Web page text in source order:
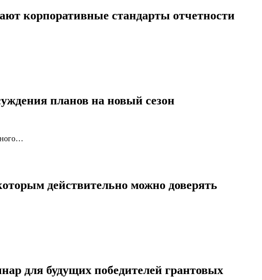
корпоративные стандарты отчетности
планов на новый сезон
действительно можно доверять
для будущих победителей грантовых